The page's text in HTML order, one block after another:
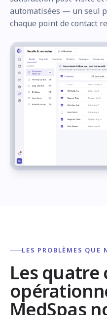
automatisées — un seul
chaque point de contact
LES PROBLÈMES QUE
Les quatre
MedSpas